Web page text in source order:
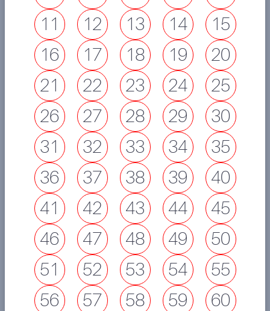
11
12 13 14
15
16
17 18 19
20
21
22 23 24
25
26
27 28 29
30
31
32 33 34
35
36
37 38 39
40
41
42 43 44
45
46
47 48 49
50
51
52 53 54
55
56
57 58 59
60